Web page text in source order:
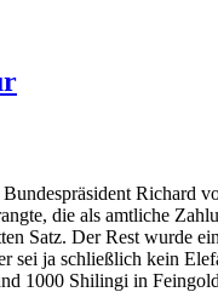
Richard
die als amtliche
Satz. Der Rest wurde
sei ja schließlich kein
1000 Shilingi in